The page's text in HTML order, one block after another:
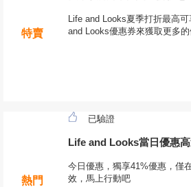
特賣
Life and Looks夏季打折最高
and Looks優惠券來獲取更多
熱門
已驗證
Life and Looks當日優惠
今日優惠，獨享41%優惠，僅
效，馬上行動吧